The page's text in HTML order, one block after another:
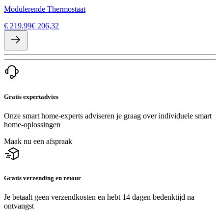
Modulerende Thermostaat
€ 219,99€ 206,32
Gratis expertadvies
Onze smart home-experts adviseren je graag over individuele smart
home-oplossingen
Maak nu een afspraak
Gratis verzending en retour
Je betaalt geen verzendkosten en hebt 14 dagen bedenktijd na
ontvangst